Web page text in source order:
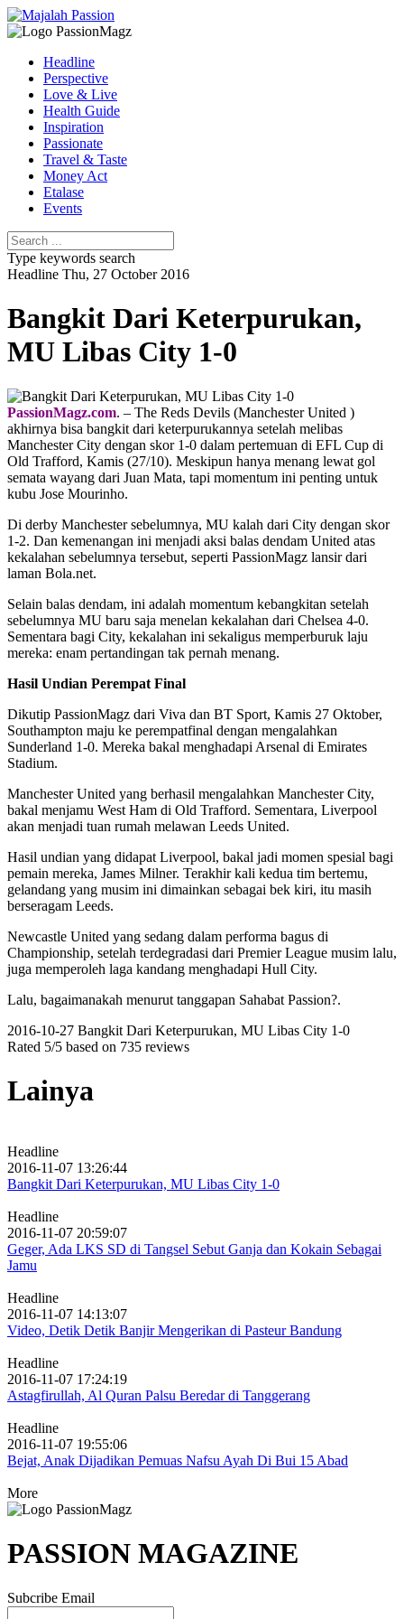
Headline
Perspective
Love & Live
Health Guide
Inspiration
Passionate
Travel & Taste
Money Act
Etalase
Events
Type keywords search
Headline Thu, 27 October 2016
Bangkit Dari Keterpurukan,
MU Libas City 1-0
PassionMagz.com. – The Reds Devils (Manchester United )
akhirnya bisa bangkit dari keterpurukannya setelah melibas
Manchester City dengan skor 1-0 dalam pertemuan di EFL Cup di
Old Trafford, Kamis (27/10). Meskipun hanya menang lewat gol
semata wayang dari Juan Mata, tapi momentum ini penting untuk
kubu Jose Mourinho.
Di derby Manchester sebelumnya, MU kalah dari City dengan skor
1-2. Dan kemenangan ini menjadi aksi balas dendam United atas
kekalahan sebelumnya tersebut, seperti PassionMagz lansir dari
laman Bola.net.
Selain balas dendam, ini adalah momentum kebangkitan setelah
sebelumnya MU baru saja menelan kekalahan dari Chelsea 4-0.
Sementara bagi City, kekalahan ini sekaligus memperburuk laju
mereka: enam pertandingan tak pernah menang.
Hasil Undian Perempat Final
Dikutip PassionMagz dari Viva dan BT Sport, Kamis 27 Oktober,
Southampton maju ke perempatfinal dengan mengalahkan
Sunderland 1-0. Mereka bakal menghadapi Arsenal di Emirates
Stadium.
Manchester United yang berhasil mengalahkan Manchester City,
bakal menjamu West Ham di Old Trafford. Sementara, Liverpool
akan menjadi tuan rumah melawan Leeds United.
Hasil undian yang didapat Liverpool, bakal jadi momen spesial bagi
pemain mereka, James Milner. Terakhir kali kedua tim bertemu,
gelandang yang musim ini dimainkan sebagai bek kiri, itu masih
berseragam Leeds.
Newcastle United yang sedang dalam performa bagus di
Championship, setelah terdegradasi dari Premier League musim lalu,
juga memperoleh laga kandang menghadapi Hull City.
Lalu, bagaimanakah menurut tanggapan Sahabat Passion?.
2016-10-27 Bangkit Dari Keterpurukan, MU Libas City 1-0
Rated 5/5 based on 735 reviews
Lainya
Headline
2016-11-07 13:26:44
Bangkit Dari Keterpurukan, MU Libas City 1-0
Headline
2016-11-07 20:59:07
Geger, Ada LKS SD di Tangsel Sebut Ganja dan Kokain Sebagai
Jamu
Headline
2016-11-07 14:13:07
Video, Detik Detik Banjir Mengerikan di Pasteur Bandung
Headline
2016-11-07 17:24:19
Astagfirullah, Al Quran Palsu Beredar di Tanggerang
Headline
2016-11-07 19:55:06
Bejat, Anak Dijadikan Pemuas Nafsu Ayah Di Bui 15 Abad
More
PASSION MAGAZINE
Subcribe Email